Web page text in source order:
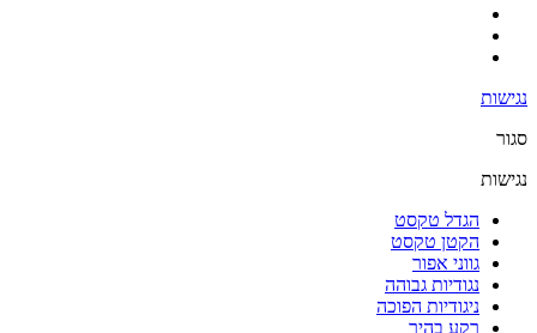
נגישות
סגור
נגישות
הגדל טקסט
הקטן טקסט
גווני אפור
נגודיות גבוהה
ניגודיות הפוכה
רקע בהיר